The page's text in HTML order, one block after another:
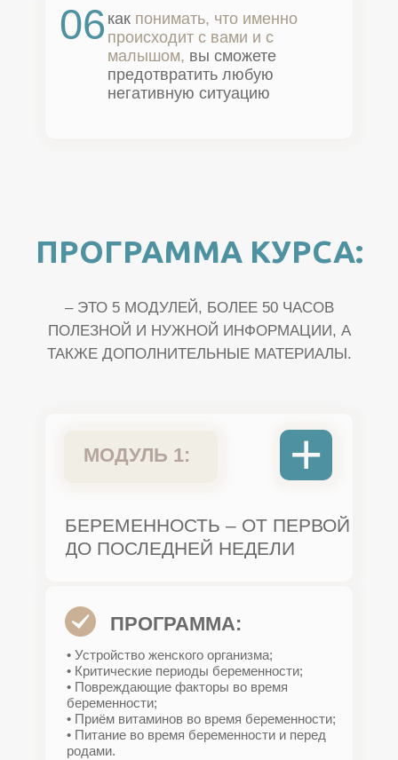
как понимать, что именно
происходит с вами и с
малышом, вы сможете
предотвратить любую
негативную ситуацию
06
ПРОГРАММА КУРСА:
– ЭТО 5 МОДУЛЕЙ, БОЛЕЕ 50 ЧАСОВ
ПОЛЕЗНОЙ И НУЖНОЙ ИНФОРМАЦИИ, А
ТАКЖЕ ДОПОЛНИТЕЛЬНЫЕ МАТЕРИАЛЫ.
МОДУЛЬ 1:
БЕРЕМЕННОСТЬ – ОТ ПЕРВОЙ
ДО ПОСЛЕДНЕЙ НЕДЕЛИ
+
ПРОГРАММА:
• Устройство женского организма;
• Критические периоды беременности;
• Повреждающие факторы во время
беременности;
• Приём витаминов во время беременности;
• Питание во время беременности и перед
родами.